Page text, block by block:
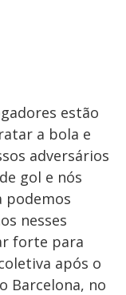
estão
a bola e
adversários
gol e nós
podemos
nesses
forte para
após o
Barcelona, no